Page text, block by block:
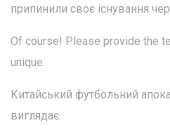
припинили своє існування
Of course! Please provide the
unique.
Китайський футбольний
виглядає.